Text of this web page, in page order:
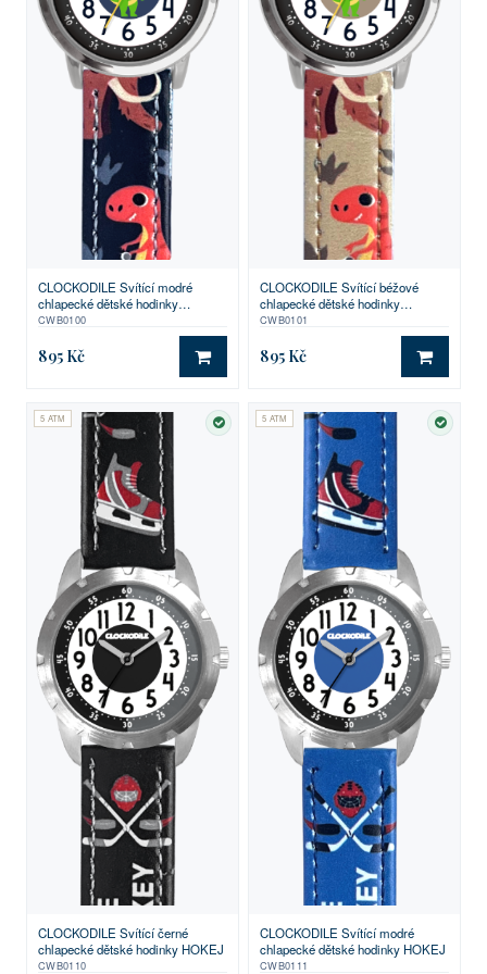
CLOCKODILE Svítící modré
chlapecké dětské hodinky
DINOSAUŘI
CWB0100
895 Kč DO KOŠÍKU
CLOCKODILE Svítící béžové
chlapecké dětské hodinky
DINOSAUŘI
CWB0101
895 Kč DO
5 ATM
SKLADEM
CLOCKODILE Svítící černé
chlapecké dětské hodinky HOKEJ
CWB0110
5 ATM
CLOCKODILE Svítící modré
chlapecké dětské hodinky HOKEJ
CWB0111